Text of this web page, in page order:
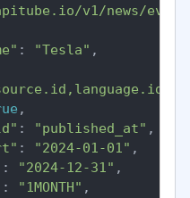
v1/news/
: "Tesla" ,
,
: "published_at" ,
: "2024-01-01" ,
: "2024-12-31" ,
: "1MONTH" ,